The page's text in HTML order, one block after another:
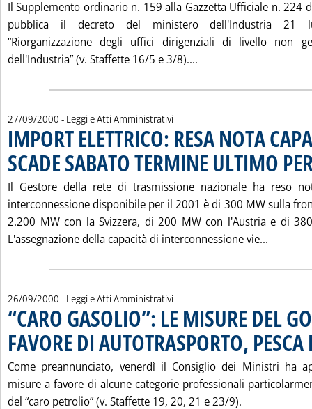
Il Supplemento ordinario n. 159 alla Gazzetta Ufficiale n. 224
pubblica il decreto del ministero dell'Industria 21
“Riorganizzazione degli uffici dirigenziali di livello non
dell'Industria” (v. Staffette 16/5 e 3/8)....
27/09/2000 - Leggi e Atti Amministrativi
IMPORT ELETTRICO: RESA NOTA
SCADE SABATO TERMINE ULTIMO
Il Gestore della rete di trasmissione nazionale ha reso
interconnessione disponibile per il 2001 è di 300 MW sulla
2.200 MW con la Svizzera, di 200 MW con l'Austria e di
L'assegnazione della capacità di interconnessione vie...
26/09/2000 - Leggi e Atti Amministrativi
“CARO GASOLIO”: LE MISURE DEL
FAVORE DI AUTOTRASPORTO, PESCA
Come preannunciato, venerdì il Consiglio dei Ministri ha
misure a favore di alcune categorie professionali
del “caro petrolio” (v. Staffette 19, 20, 21 e 23/9).